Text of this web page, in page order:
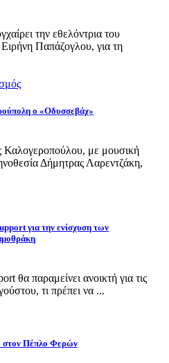
την εθελόντρια του
Παπάζογλου, για τη
ο «Οδυσσεβάχ»
με μουσική
Δήμητρας Λαρεντζάκη,
για την ενίσχυση των
θα παραμείνει ανοικτή για τις
τι πρέπει να ...
στον Πέπλο Φερών